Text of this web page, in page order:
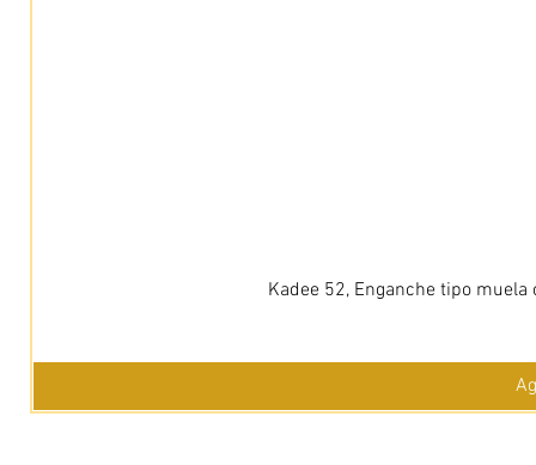
Kadee 52, Enganche tipo